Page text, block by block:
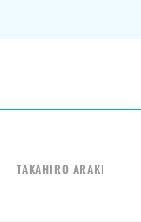
TAKAHIRO ARAKI